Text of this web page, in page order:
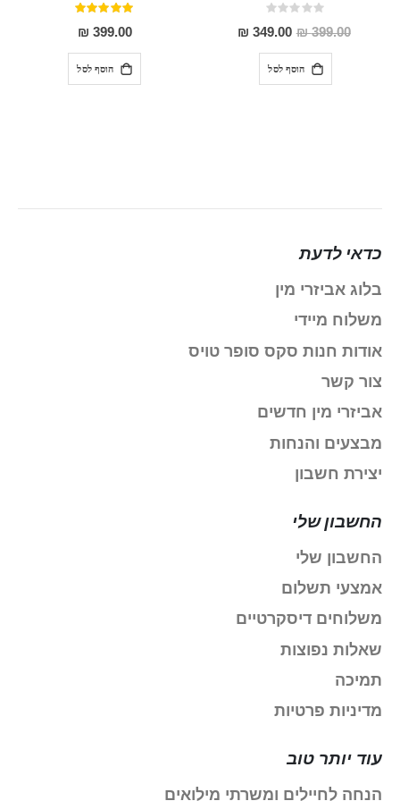
Rating:
0%
399.00 ₪
מחיר
מבצע
349.00 ₪
הוסף לסל
דירוג:
100%
399.00 ₪
הוסף לסל
כדאי לדעת
בלוג אביזרי מין
משלוח מיידי
אודות חנות סקס סופר טויס
צור קשר
אביזרי מין חדשים
מבצעים והנחות
יצירת חשבון
החשבון שלי
החשבון שלי
אמצעי תשלום
משלוחים דיסקרטיים
שאלות נפוצות
תמיכה
מדיניות פרטיות
עוד יותר טוב
הנחה לחיילים ומשרתי מילואים